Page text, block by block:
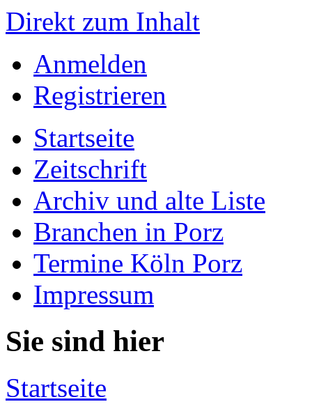
Direkt zum Inhalt
Anmelden
Registrieren
Startseite
Zeitschrift
Archiv und alte Liste
Branchen in Porz
Termine Köln Porz
Impressum
Sie sind hier
Startseite